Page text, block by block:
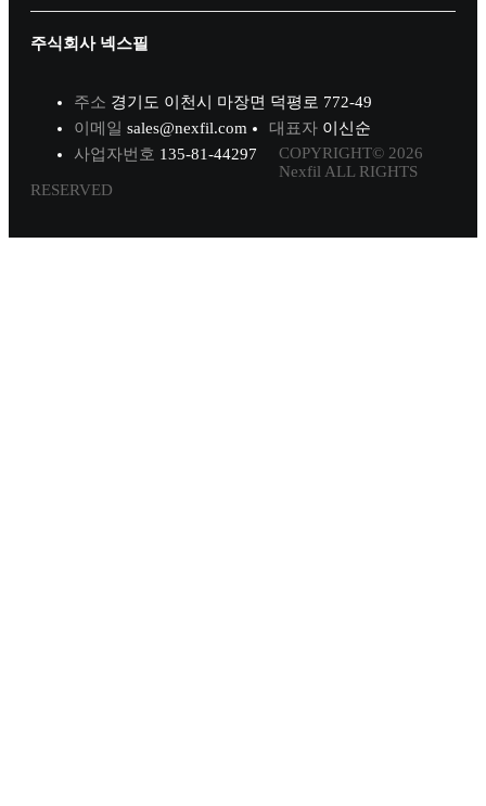
주식회사 넥스필
주소 경기도 이천시 마장면 덕평로 772-49
이메일 sales@nexfil.com 대표자 이신순
사업자번호 135-81-44297
COPYRIGHT© 2026
Nexfil ALL RIGHTS
RESERVED